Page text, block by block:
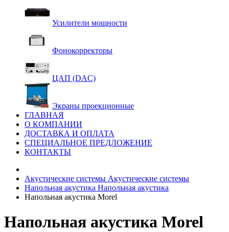
Усилители мощности
Фонокорректоры
ЦАП (DAC)
Экраны проекционные
ГЛАВНАЯ
О КОМПАНИИ
ДОСТАВКА И ОПЛАТА
СПЕЦИАЛЬНОЕ ПРЕДЛОЖЕНИЕ
КОНТАКТЫ
Акустические системы Акустические системы
Напольная акустика Напольная акустика
Напольная акустика Morel
Напольная акустика Morel